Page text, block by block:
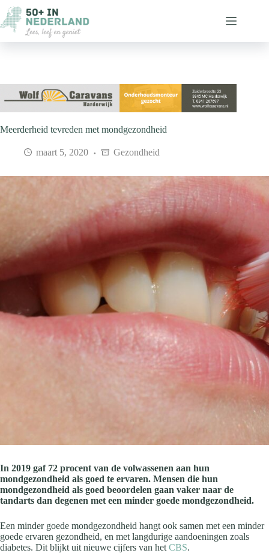
naar
de
inhoud
Meerderheid tevreden met mondgezondheid
maart 5, 2020 Gezondheid
In 2019 gaf 72 procent van de volwassenen aan hun
mondgezondheid als goed te ervaren. Mensen die hun
mondgezondheid als goed beoordelen gaan vaker naar de
tandarts dan degenen met een minder goede mondgezondheid.
Een minder goede mondgezondheid hangt ook samen met een minder
goede ervaren gezondheid, en met langdurige aandoeningen zoals
diabetes. Dit blijkt uit nieuwe cijfers van het CBS.